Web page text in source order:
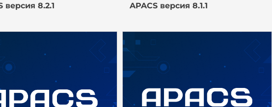
версия 8.2.1 APACS версия 8.1.1